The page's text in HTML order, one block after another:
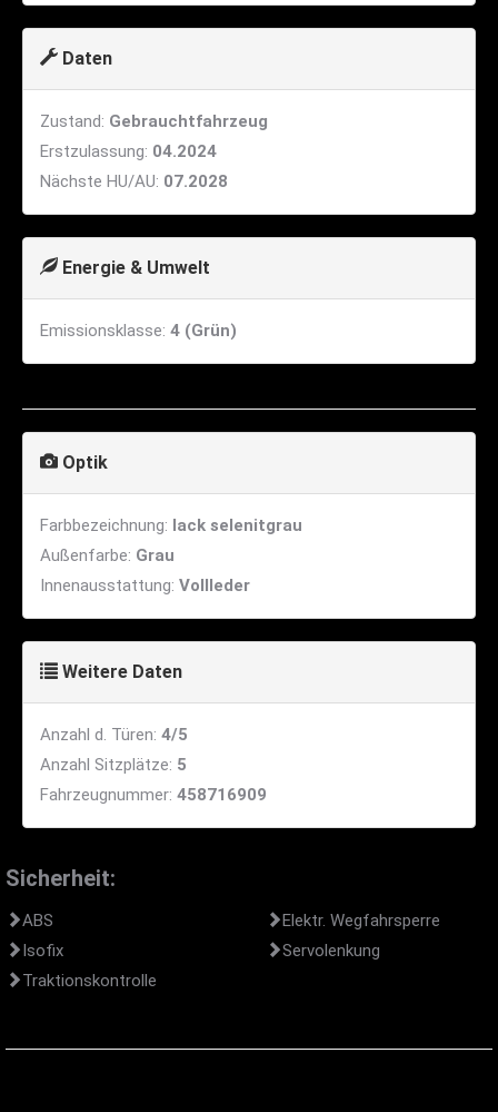
Daten
Zustand: Gebrauchtfahrzeug
Erstzulassung: 04.2024
Nächste HU/AU: 07.2028
Energie & Umwelt
Emissionsklasse: 4 (Grün)
Optik
Farbbezeichnung: lack selenitgrau
Außenfarbe: Grau
Innenausstattung: Vollleder
Weitere Daten
Anzahl d. Türen: 4/5
Anzahl Sitzplätze: 5
Fahrzeugnummer: 458716909
Sicherheit:
ABS
Elektr. Wegfahrsperre
Isofix
Servolenkung
Traktionskontrolle